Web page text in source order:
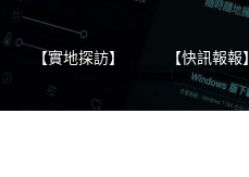
【實地探訪】 【快訊報報】